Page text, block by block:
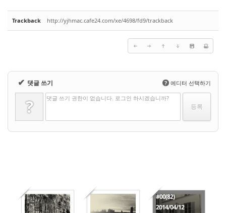
Trackback http://yjhmac.cafe24.com/xe/4698/fd9/trackback
✔ 댓글 쓰기 ? 에디터 선택하기
? 댓글 쓰기 권한이 없습니다. 로그인 하시겠습니까?
#00(82)
2014/04/12